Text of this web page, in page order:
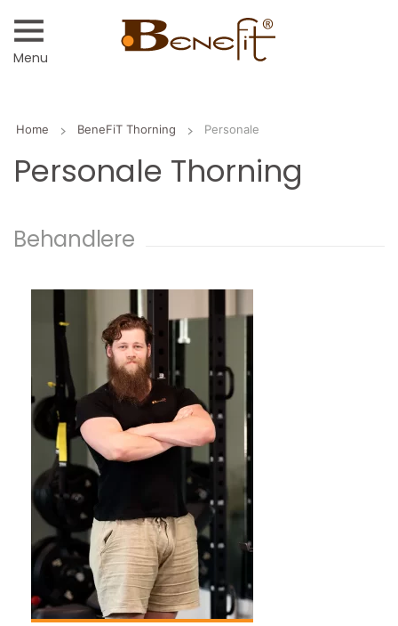
Menu
Home BeneFiT Thorning Personale
Personale Thorning
Behandlere